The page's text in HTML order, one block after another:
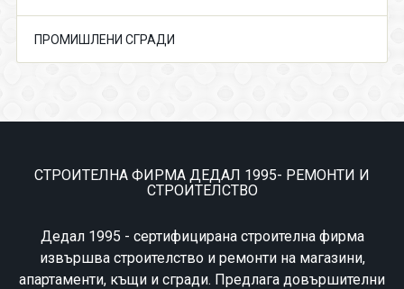
ПРОМИШЛЕНИ СГРАДИ
СТРОИТЕЛНА ФИРМА ДЕДАЛ 1995- РЕМОНТИ И
СТРОИТЕЛСТВО
Дедал 1995 - сертифицирана строителна фирма
извършва строителство и ремонти на магазини,
апартаменти, къщи и сгради. Предлага довършителни